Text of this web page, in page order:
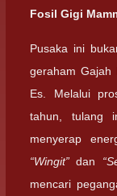
Fosil Gigi
Pusaka ini
geraham
Es. Melalui
tahun, tulang
menyerap
“Wingit” dan
mencari